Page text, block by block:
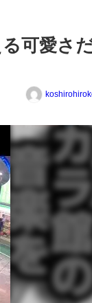
る可愛さ